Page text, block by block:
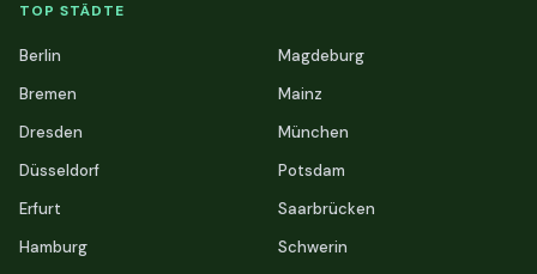
TOP STÄDTE
Berlin
Bremen
Dresden
Düsseldorf
Erfurt
Hamburg
Magdeburg
Mainz
München
Potsdam
Saarbrücken
Schwerin